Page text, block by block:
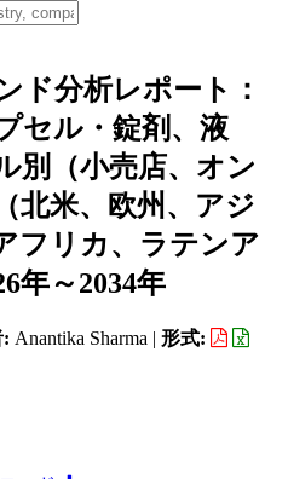
ド分析レポート：
セル・錠剤、液
別（小売店、オン
北米、欧州、アジ
フリカ、ラテンア
年～2034年
: Anantika Sharma | 形式: